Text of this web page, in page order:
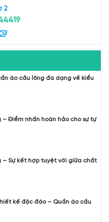
2
áo cầu lông đa dạng về kiểu
– Điểm nhấn hoàn hảo cho sự tự
– Sự kết hợp tuyệt vời giữa chất
kế độc đáo – Quần áo cầu